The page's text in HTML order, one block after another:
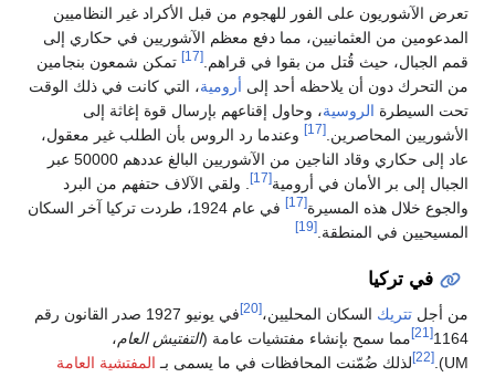
تعرض الآشوريون على الفور للهجوم من قبل الأكراد غير النظاميين
المدعومين من العثمانيين، مما دفع معظم الآشوريين في حكاري إلى
قمم الجبال، حيث قُتل من بقوا في قراهم. [17]
تمكن شمعون بنجامين
من التحرك دون أن يلاحظه أحد إلى أرومية، التي كانت في ذلك الوقت
تحت السيطرة الروسية، وحاول إقناعهم بإرسال قوة إغاثة إلى
الأشوريين المحاصرين. [17]
وعندما رد الروس بأن الطلب غير معقول،
عاد إلى حكاري وقاد الناجين من الآشوريين البالغ عددهم 50000 عبر
الجبال إلى بر الأمان في أرومية[17]
. ولقي الآلاف حتفهم من البرد
والجوع خلال هذه المسيرة[17]
في عام 1924، طردت تركيا آخر السكان
المسيحيين في المنطقة. [19]
في تركيا
من أجل تتريك السكان المحليين،[20]
في يونيو 1927 صدر القانون رقم
1164
[21] مما سمح بإنشاء مفتشيات عامة (التفتيش العام،
UM).
[22] لذلك ضُمّنت المحافظات في ما يسمى بـ المفتشية العامة